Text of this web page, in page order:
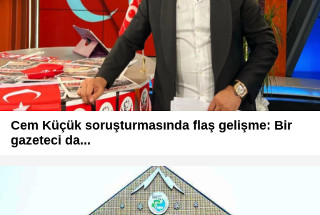
Cem Küçük soruşturmasında flaş gelişme: Bir
gazeteci da...